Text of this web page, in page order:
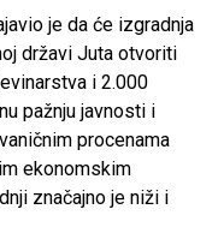
je da će izgradnja
državi Juta otvoriti
i 2.000
pažnju javnosti i
procenama
ekonomskim
značajno je niži i